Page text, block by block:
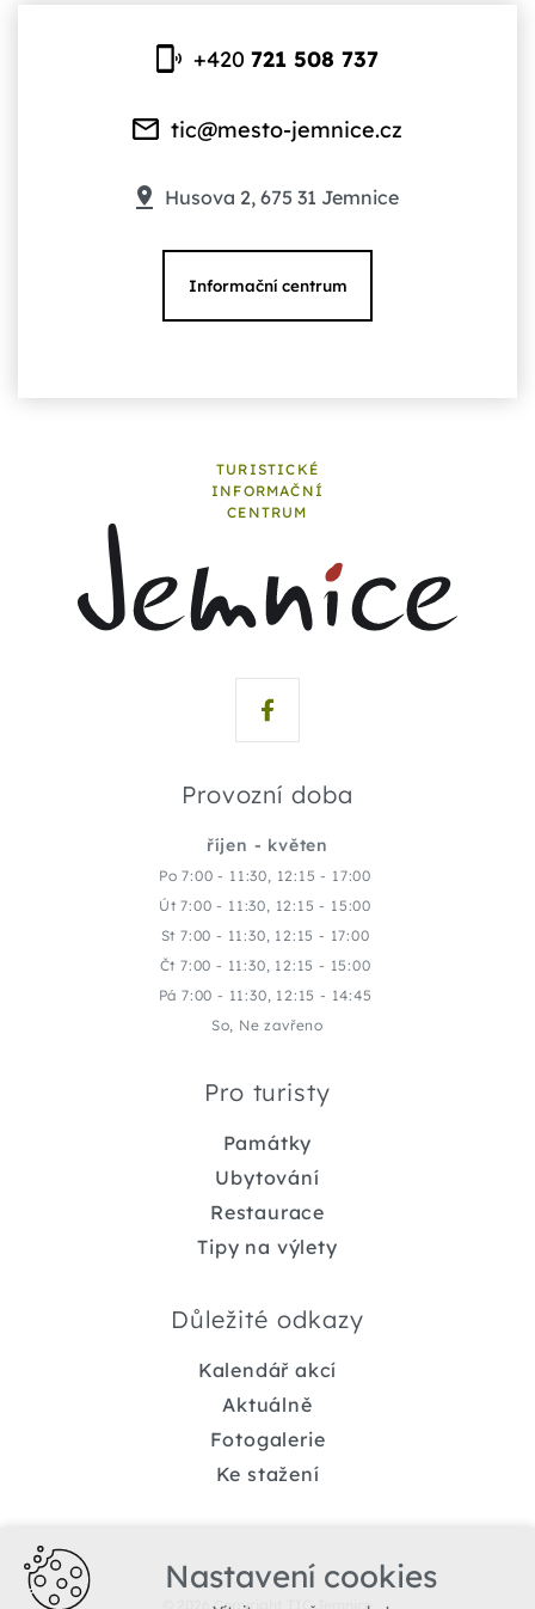
+420721 508 737
tic@mesto-jemnice.cz
Husova 2, 675 31 Jemnice
Informační centrum
TURISTICKÉ
INFORMAČNÍ
CENTRUM
Provozní doba
říjen - květen
Po 7:00 - 11:30, 12:15 - 17:00
Út 7:00 - 11:30, 12:15 - 15:00
St 7:00 - 11:30, 12:15 - 17:00
Čt 7:00 - 11:30, 12:15 - 15:00
Pá 7:00 - 11:30, 12:15 - 14:45
So, Ne zavřeno
Pro turisty
Památky
Ubytování
Restaurace
Tipy na výlety
Důležité odkazy
Kalendář akcí
Aktuálně
Fotogalerie
Ke stažení
© 2026 Copyright TIC Jemnice
Nastavení cookies